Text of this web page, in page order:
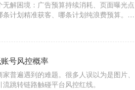
解困境：广告预算持续消耗、页面曝光点
计划精准获客、哪条计划纯浪费预算。看
乱。
号风控概率
普遍遇到的难题。很多人误以为是图片、
跳转链路触碰平台风控红线。